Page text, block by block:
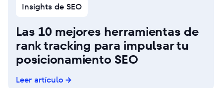
Insights de SEO
Las 10 mejores herramientas de
rank tracking para impulsar tu
posicionamiento SEO
Leer artículo